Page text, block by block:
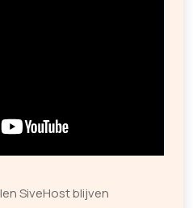
SiveHost blijven